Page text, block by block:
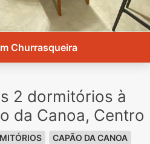
Churrasqueira
2 dormitórios à
da Canoa, Centro
CAPÃO DA CANOA